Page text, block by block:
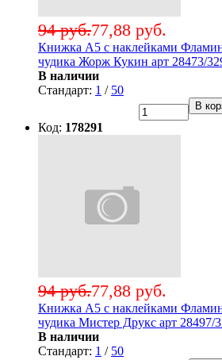
77,88 руб.
94 руб.
Книжка А5 с наклейками
чудика Жорж Кукин арт 28473/
В наличии
Стандарт: 1 / 50
В
Код: 178291
77,88 руб.
94 руб.
Книжка А5 с наклейками
чудика Мистер Друкс арт 28497/
В наличии
Стандарт: 1 / 50